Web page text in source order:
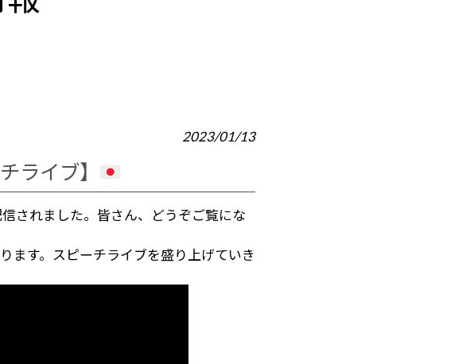
2023/01/13
ライブ】
されました。皆さん、どうぞご覧にな
ます。スピーチライブを盛り上げていき